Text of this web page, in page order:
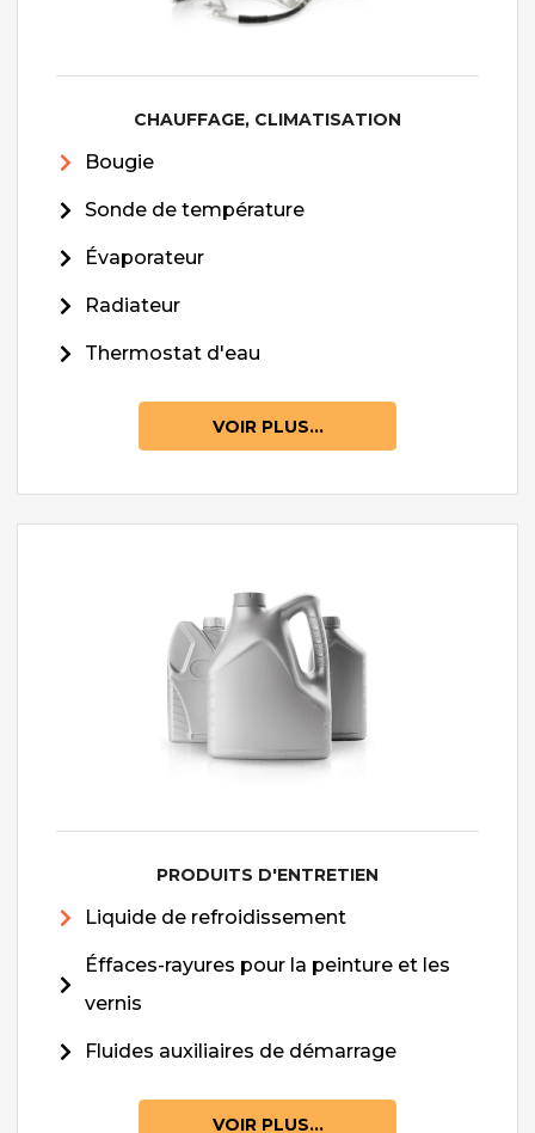
CHAUFFAGE, CLIMATISATION
Bougie
Sonde de température
Évaporateur
Radiateur
Thermostat d'eau
VOIR PLUS...
PRODUITS D'ENTRETIEN
Liquide de refroidissement
Éffaces-rayures pour la peinture et les
vernis
Fluides auxiliaires de démarrage
VOIR PLUS...